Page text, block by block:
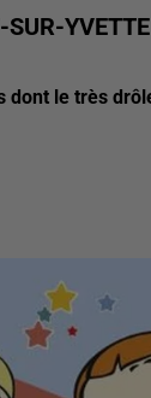
SUR-YVETTE
le très